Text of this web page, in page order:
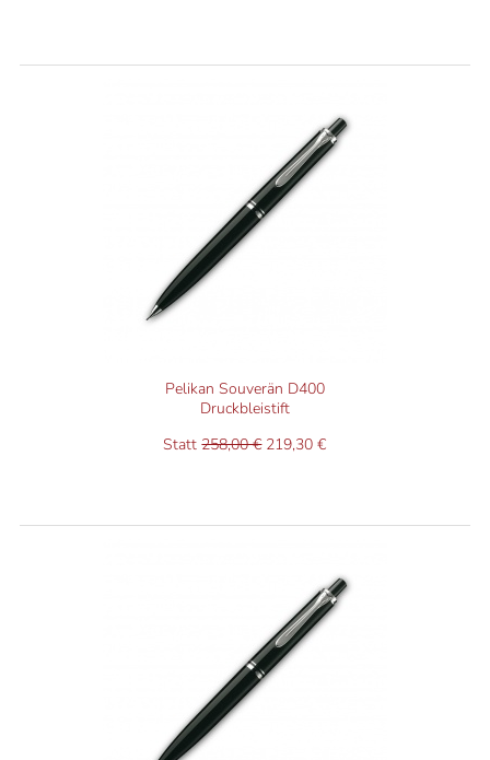
Pelikan Souverän D400
Druckbleistift
Statt258,00 € 219,30 €